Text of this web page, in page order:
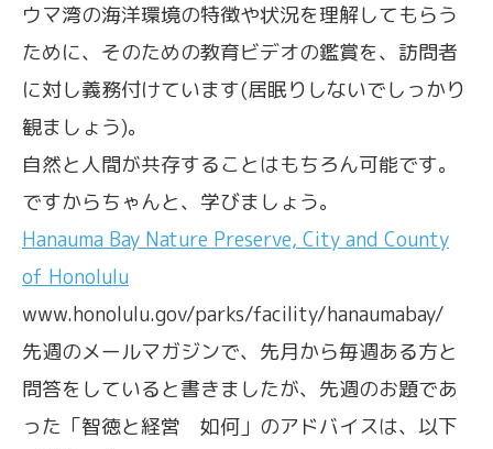
ウマ湾の海洋環境の特徴や状況を理解してもらう
ために、そのための教育ビデオの鑑賞を、訪問者
に対し義務付けています(居眠りしないでしっかり
観ましょう)。
自然と人間が共存することはもちろん可能です。
ですからちゃんと、学びましょう。
Hanauma Bay Nature Preserve, City and County
of Honolulu
www.honolulu.gov/parks/facility/hanaumabay/
先週のメールマガジンで、先月から毎週ある方と
問答をしていると書きましたが、先週のお題であ
った「智徳と経営 如何」のアドバイスは、以下